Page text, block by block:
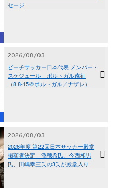
セージ
2026/08/03
ビーチサッカー日本代表 メンバー・
スケジュール ポルトガル遠征
（8.8-15＠ポルトガル／ナザレ）
2026/08/03
2026年度 第22回日本サッカー殿堂
掲額者決定 澤穂希氏、今西和男
氏、田嶋幸三氏の3氏が殿堂入り